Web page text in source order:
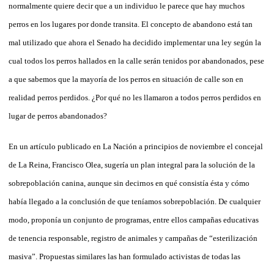
normalmente quiere decir que a un individuo le parece que hay muchos
perros en los lugares por donde transita. El concepto de abandono está tan
mal utilizado que ahora el Senado ha decidido implementar una ley según la
cual todos los perros hallados en la calle serán tenidos por abandonados, pese
a que sabemos que la mayoría de los perros en situación de calle son en
realidad perros perdidos. ¿Por qué no les llamaron a todos perros perdidos en
lugar de perros abandonados?
En un artículo publicado en La Nación a principios de noviembre el concejal
de La Reina, Francisco Olea, sugería un plan integral para la solución de la
sobrepoblación canina, aunque sin decirnos en qué consistía ésta y cómo
había llegado a la conclusión de que teníamos sobrepoblación. De cualquier
modo, proponía un conjunto de programas, entre ellos campañas educativas
de tenencia responsable, registro de animales y campañas de “esterilización
masiva”. Propuestas similares las han formulado activistas de todas las